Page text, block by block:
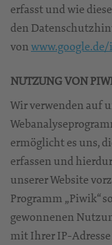
erfasst und wie
den
von
NUTZUNG VON
Wir verwenden auf
ermöglicht es uns,
erfassen und
unserer Website
Programm „Piwik“
gewonnenen
mit Ihrer IP-